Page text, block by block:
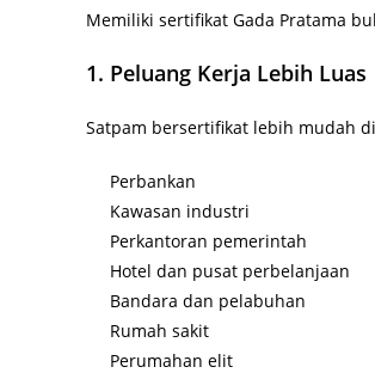
Memiliki sertifikat Gada Pratama
1. Peluang Kerja Lebih Luas
Satpam bersertifikat lebih mudah
Perbankan
Kawasan industri
Perkantoran pemerintah
Hotel dan pusat perbelanjaan
Bandara dan pelabuhan
Rumah sakit
Perumahan elit